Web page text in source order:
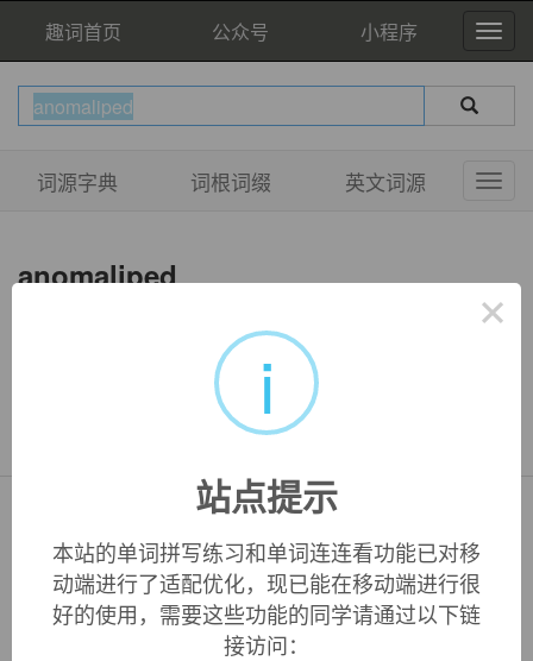
趣词首页 公众号 小程序
词源字典 词根词缀 英文词源
anomaliped
Copyright © QuWord.com All Rights Reserved.
词根大全|联系站长
蜀ICP备19033398号-1
×
i
站点提示
本站的单词拼写练习和单词连连看功能已对移
动端进行了适配优化，现已能在移动端进行很
好的使用，需要这些功能的同学请通过以下链
接访问：